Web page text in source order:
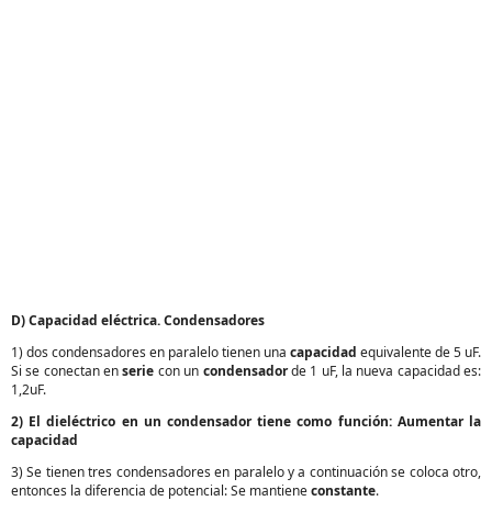
D) Capacidad eléctrica. Condensadores
1) dos condensadores en paralelo tienen una capacidad equivalente de 5 uF.
Si se conectan enserie con un condensadorde 1 uF, la nueva capacidad es:
1,2uF.
2) El dieléctrico en un condensador tiene como función: Aumentar la
capacidad
3) Se tienen tres condensadores en paralelo y a continuación se coloca otro,
entonces la diferencia de potencial: Se mantieneconstante.